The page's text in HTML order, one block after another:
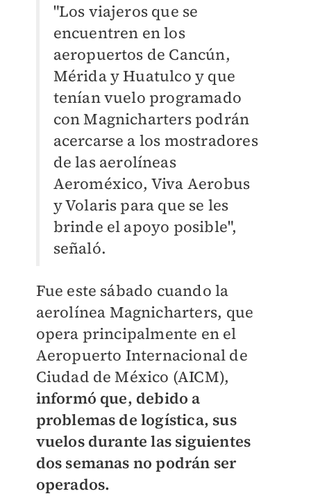
"Los viajeros que se
encuentren en los
aeropuertos de Cancún,
Mérida y Huatulco y que
tenían vuelo programado
con Magnicharters podrán
acercarse a los mostradores
de las aerolíneas
Aeroméxico, Viva Aerobus
y Volaris para que se les
brinde el apoyo posible",
señaló.
Fue este sábado cuando la
aerolínea Magnicharters, que
opera principalmente en el
Aeropuerto Internacional de
Ciudad de México (AICM),
informó que, debido a
problemas de logística, sus
vuelos durante las siguientes
dos semanas no podrán ser
operados.